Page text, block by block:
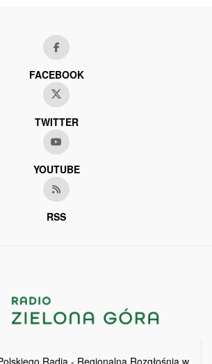
FACEBOOK
TWITTER
YOUTUBE
RSS
Radia - Regionalna Rozgłośnia w